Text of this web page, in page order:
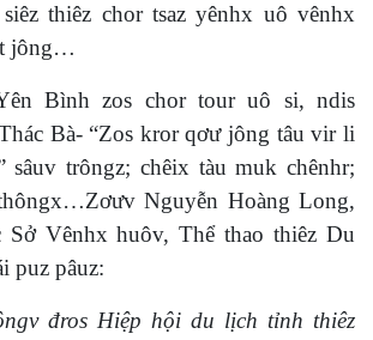
thiêz chor tsaz yênhx uô vênhx
jông…
Bình zos chor tour uô si, ndis
Bà- “Zos kror qơư jông tâu vir li
trôngz; chêix tàu muk chênhr;
Nguyễn Hoàng Long,
Sở Vênhx huôv, Thể thao thiêz Du
puz pâuz:
đros Hiệp hội du lịch tỉnh thiêz